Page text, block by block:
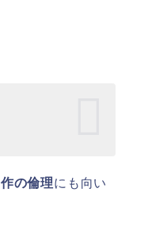
の倫理にも向い